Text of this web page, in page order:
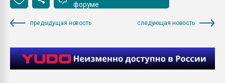
форуме
предыдущая новость следующая новость